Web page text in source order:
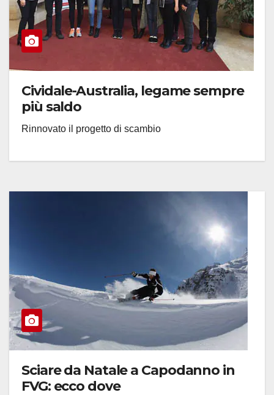
Cividale-Australia, legame sempre
più saldo
Rinnovato il progetto di scambio
Sciare da Natale a Capodanno in
FVG: ecco dove